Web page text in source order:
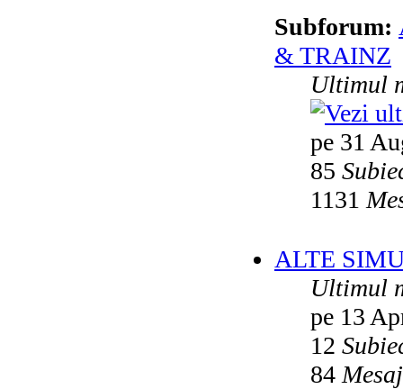
Subforum:
& TRAINZ
Ultimul
pe 31
85
1131
ALTE
Ultimul
pe 13
12
84